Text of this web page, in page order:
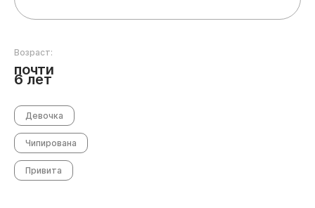
Возраст:
почти
6 лет
Девочка
Чипирована
Привита